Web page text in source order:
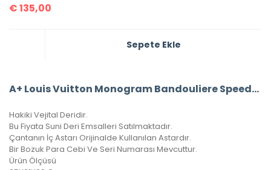
€135,00
Sepete Ekle
A+ Louis Vuitton Monogram Bandouliere Speedy 35’Lik Vejital Deri CRL242
Hakiki Vejital Deridir.
Bu Fiyata Suni Deri Emsalleri Satılmaktadır.
Çantanın İç Astarı Orijinalde Kullanılan Astardır.
Bir Bozuk Para Cebi Ve Seri Numarası Mevcuttur.
Ürün Ölçüsü